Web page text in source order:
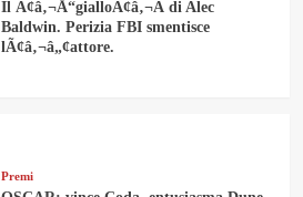
Il Ã¢â‚¬Å“gialloÃ¢â‚¬Â di Alec
Baldwin. Perizia FBI smentisce
lÃ¢â‚¬â„¢attore.
Premi